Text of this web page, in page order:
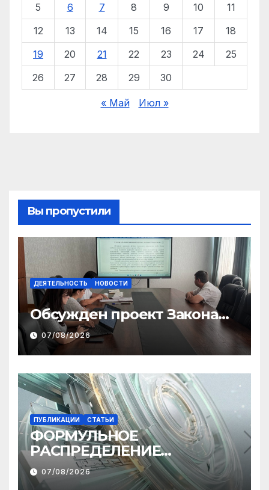
5
6 7 8 9 10
11
12
13 14 15 16 17
18
19
20 21 22 23 24
25
26
27 28 29 30
« Май Июл »
Вы пропустили
ДЕЯТЕЛЬНОСТЬ НОВОСТИ
Обсужден проект Закона
«О финансовом штрафе»
07/08/2026
ПУБЛИКАЦИИ СТАТЬИ
ФОРМУЛЬНОЕ
РАСПРЕДЕЛЕНИЕ
МЕЖБЮДЖЕТНЫХ
ТРАНСФЕРТОВ
07/08/2026